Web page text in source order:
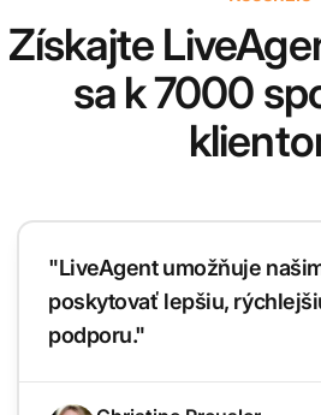
Recenzie
Získajte